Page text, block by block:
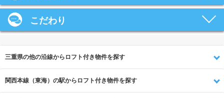
こだわり
三重県の他の沿線からロフト付き物件を探す
関西本線（東海）の駅からロフト付き物件を探す